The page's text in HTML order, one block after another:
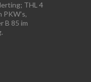
THL 4
B 85 im